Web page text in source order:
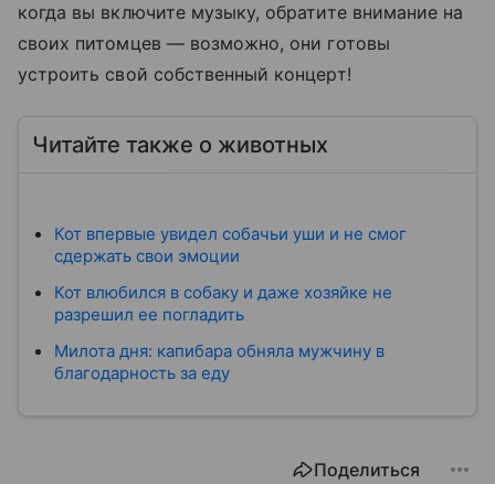
когда вы включите музыку, обратите внимание на
своих питомцев — возможно, они готовы
устроить свой собственный концерт!
Читайте также о животных
Кот впервые увидел собачьи уши и не смог
сдержать свои эмоции
Кот влюбился в собаку и даже хозяйке не
разрешил ее погладить
Милота дня: капибара обняла мужчину в
благодарность за еду
Поделиться